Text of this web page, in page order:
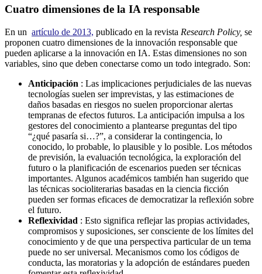
Cuatro dimensiones de la IA responsable
En un artículo de 2013, publicado en la revista Research Policy, se
proponen cuatro dimensiones de la innovación responsable que
pueden aplicarse a la innovación en IA. Estas dimensiones no son
variables, sino que deben conectarse como un todo integrado. Son:
Anticipación : Las implicaciones perjudiciales de las nuevas
tecnologías suelen ser imprevistas, y las estimaciones de
daños basadas en riesgos no suelen proporcionar alertas
tempranas de efectos futuros. La anticipación impulsa a los
gestores del conocimiento a plantearse preguntas del tipo
“¿qué pasaría si…?”, a considerar la contingencia, lo
conocido, lo probable, lo plausible y lo posible. Los métodos
de previsión, la evaluación tecnológica, la exploración del
futuro o la planificación de escenarios pueden ser técnicas
importantes. Algunos académicos también han sugerido que
las técnicas socioliterarias basadas en la ciencia ficción
pueden ser formas eficaces de democratizar la reflexión sobre
el futuro.
Reflexividad : Esto significa reflejar las propias actividades,
compromisos y suposiciones, ser consciente de los límites del
conocimiento y de que una perspectiva particular de un tema
puede no ser universal. Mecanismos como los códigos de
conducta, las moratorias y la adopción de estándares pueden